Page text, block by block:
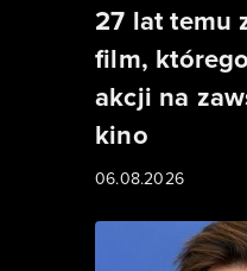
27 lat temu
film,
akcji na
kino
06.08.2026